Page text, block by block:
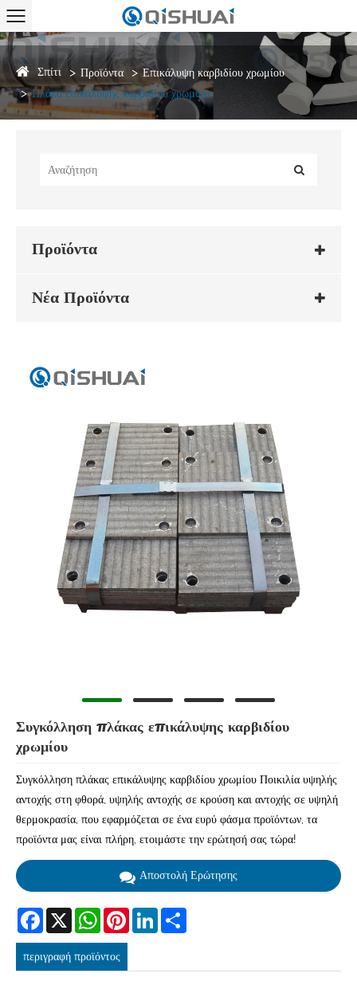
Σπίτι Προϊόντα
Επικάλυψη καρβιδίου χρωμίου
Πλάκα επικάλυψης καρβιδίου χρωμίου
Προϊόντα
Νέα Προϊόντα
Συγκόλληση πλάκας επικάλυψης καρβιδίου
χρωμίου
Συγκόλληση πλάκας επικάλυψης καρβιδίου χρωμίου Ποικιλία υψηλής
αντοχής στη φθορά, υψηλής αντοχής σε κρούση και αντοχής σε υψηλή
θερμοκρασία, που εφαρμόζεται σε ένα ευρύ φάσμα προϊόντων, τα
προϊόντα μας είναι πλήρη, ετοιμάστε την ερώτησή σας τώρα!
Αποστολή Ερώτησης
Facebook
X WhatsAppPinterestLinkedIn
περιγραφή προϊόντος